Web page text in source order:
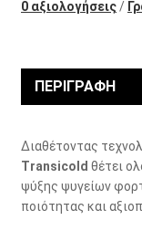
0 αξιολογήσεις/
ΠΕΡΙΓΡΑΦΉ
Διαθέτοντας
Transicold θέτει
ψύξης ψυγείων
ποιότητας και